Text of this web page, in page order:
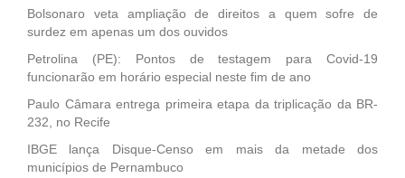
Bolsonaro veta ampliação de direitos a quem sofre de
surdez em apenas um dos ouvidos
Petrolina (PE): Pontos de testagem para Covid-19
funcionarão em horário especial neste fim de ano
Paulo Câmara entrega primeira etapa da triplicação da BR-
232, no Recife
IBGE lança Disque-Censo em mais da metade dos
municípios de Pernambuco